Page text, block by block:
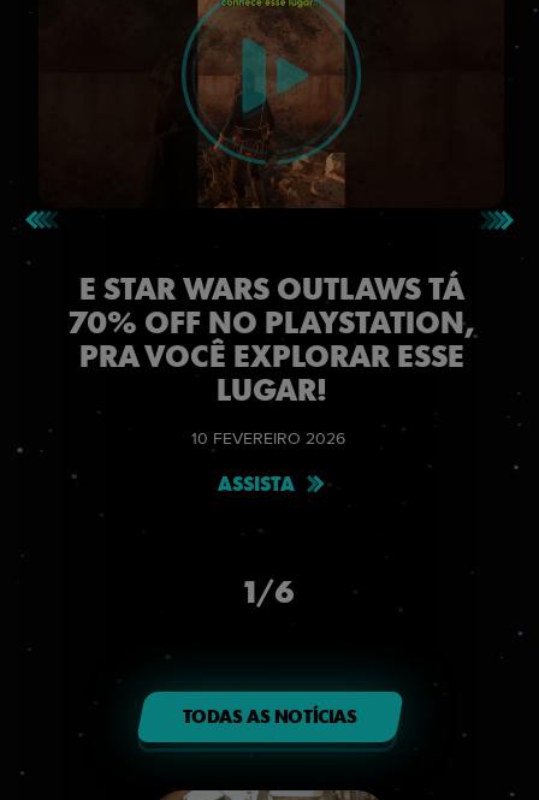
10 FEVEREIRO 2026
E STAR WARS OUTLAWS TÁ
70% OFF NO PLAYSTATION,
PRA VOCÊ EXPLORAR ESSE
LUGAR!
ASSISTA
1/6
TODAS AS NOTÍCIAS